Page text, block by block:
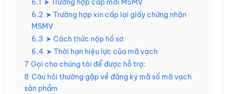
6.1 ➤ Trường hợp cấp mới MSMV
6.2 ➤ Trường hợp xin cấp lại giấy chứng nhận
MSMV
6.3 ➤ Cách thức nộp hồ sơ
6.4 ➤ Thời hạn hiệu lực của mã vạch
7 Gọi cho chúng tôi để được hỗ trợ:
8 Câu hỏi thường gặp về đăng ký mã số mã vạch
sản phẩm